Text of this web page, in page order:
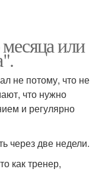
или
не потому, что не
что нужно
и регулярно
через две недели.
как тренер,